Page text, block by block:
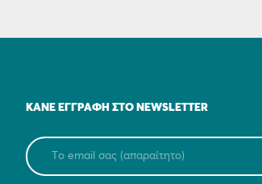
ΚΆΝΕ ΕΓΓΡΑΦΉ ΣΤΟ NEWSLETTER